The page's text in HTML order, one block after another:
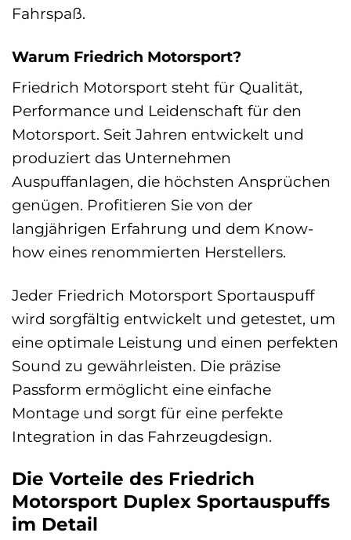
Fahrspaß.
Warum Friedrich Motorsport?
Friedrich Motorsport steht für Qualität,
Performance und Leidenschaft für den
Motorsport. Seit Jahren entwickelt und
produziert das Unternehmen
Auspuffanlagen, die höchsten Ansprüchen
genügen. Profitieren Sie von der
langjährigen Erfahrung und dem Know-
how eines renommierten Herstellers.
Jeder Friedrich Motorsport Sportauspuff
wird sorgfältig entwickelt und getestet, um
eine optimale Leistung und einen perfekten
Sound zu gewährleisten. Die präzise
Passform ermöglicht eine einfache
Montage und sorgt für eine perfekte
Integration in das Fahrzeugdesign.
Die Vorteile des Friedrich
Motorsport Duplex Sportauspuffs
im Detail